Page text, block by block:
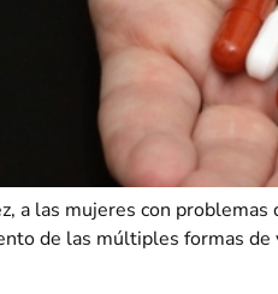
las mujeres con
de las múltiples formas